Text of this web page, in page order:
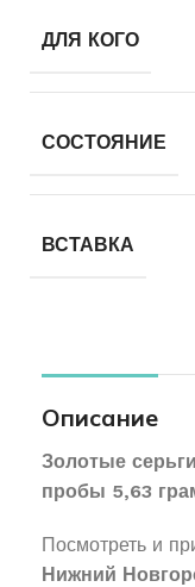
ДЛЯ КОГО
СОСТОЯНИЕ
ВСТАВКА
Описание
Золотые
пробы 5,63
Посмотреть и
Нижний